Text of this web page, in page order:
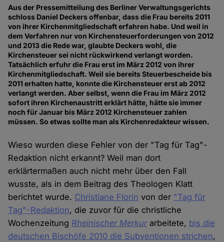
Aus der Pressemitteilung des Berliner Verwaltungsgerichts
schloss Daniel Deckers offenbar, dass die Frau bereits 2011
von ihrer Kirchenmitgliedschaft erfahren habe. Und weil in
dem Verfahren nur von Kirchensteuerforderungen von 2012
und 2013 die Rede war, glaubte Deckers wohl, die
Kirchensteuer sei nicht rückwirkend verlangt worden.
Tatsächlich erfuhr die Frau erst im März 2012 von ihrer
Kirchenmitgliedschaft. Weil sie bereits Steuerbescheide bis
2011 erhalten hatte, konnte die Kirchensteuer erst ab 2012
verlangt werden. Aber selbst, wenn die Frau im März 2012
sofort ihren Kirchenaustritt erklärt hätte, hätte sie immer
noch für Januar bis März 2012 Kirchensteuer zahlen
müssen. So etwas sollte man als Kirchenredakteur wissen.
Wieso wurden diese Fehler von der "Tag für Tag"-
Redaktion nicht erkannt? Weil man dort
erklärtermaßen auch nicht mehr über den Fall
wusste, als in dem Beitrag des Theologen Klatt
berichtet wurde. Christiane Florin von der "Tag für
Tag"-Redaktion, die zuvor für die christliche
Wochenzeitung Rheinischer Merkurarbeitete, bis die
deutschen Bischöfe 2010 die Subventionen strichen,